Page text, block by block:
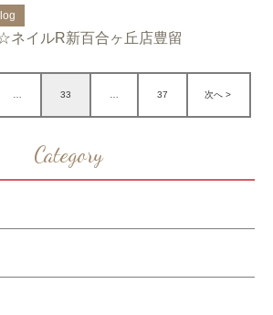
ネイルR新百合ヶ丘店豊留
33 37 次へ >
Category